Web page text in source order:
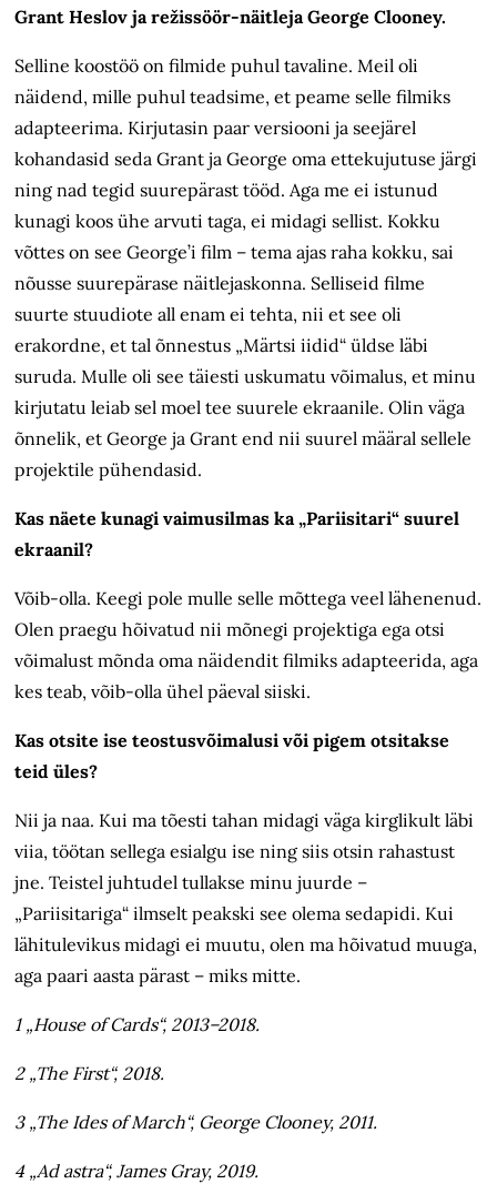
Grant Heslov ja režissöör-näitleja George Clooney.
Selline koostöö on filmide puhul tavaline. Meil oli
näidend, mille puhul teadsime, et peame selle filmiks
adapteerima. Kirjutasin paar versiooni ja seejärel
kohandasid seda Grant ja George oma ettekujutuse järgi
ning nad tegid suurepärast tööd. Aga me ei istunud
kunagi koos ühe arvuti taga, ei midagi sellist. Kokku
võttes on see George’i film – tema ajas raha kokku, sai
nõusse suurepärase näitlejaskonna. Selliseid filme
suurte stuudiote all enam ei tehta, nii et see oli
erakordne, et tal õnnestus „Märtsi iidid“ üldse läbi
suruda. Mulle oli see täiesti uskumatu võimalus, et minu
kirjutatu leiab sel moel tee suurele ekraanile. Olin väga
õnnelik, et George ja Grant end nii suurel määral sellele
projektile pühendasid.
Kas näete kunagi vaimusilmas ka „Pariisitari“ suurel
ekraanil?
Võib-olla. Keegi pole mulle selle mõttega veel lähenenud.
Olen praegu hõivatud nii mõnegi projektiga ega otsi
võimalust mõnda oma näidendit filmiks adapteerida, aga
kes teab, võib-olla ühel päeval siiski.
Kas otsite ise teostusvõimalusi või pigem otsitakse
teid üles?
Nii ja naa. Kui ma tõesti tahan midagi väga kirglikult läbi
viia, töötan sellega esialgu ise ning siis otsin rahastust
jne. Teistel juhtudel tullakse minu juurde –
„Pariisitariga“ ilmselt peakski see olema sedapidi. Kui
lähitulevikus midagi ei muutu, olen ma hõivatud muuga,
aga paari aasta pärast – miks mitte.
1 „House of Cards“, 2013–2018.
2 „The First“, 2018.
3 „The Ides of March“, George Clooney, 2011.
4 „Ad astra“, James Gray, 2019.